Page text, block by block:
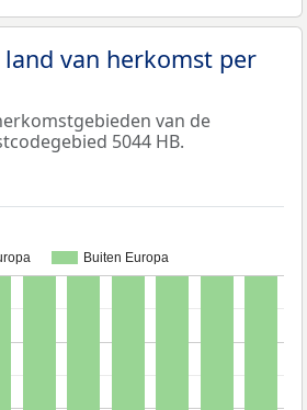
van herkomst per
van de
5044 HB.
Buiten Europa